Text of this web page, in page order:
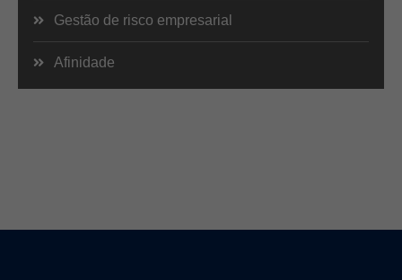
Gestão de risco empresarial
Afinidade